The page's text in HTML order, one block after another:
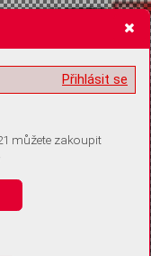
informací
žádné informace
o souhlas s
Přihlásit se
můžete zakoupit